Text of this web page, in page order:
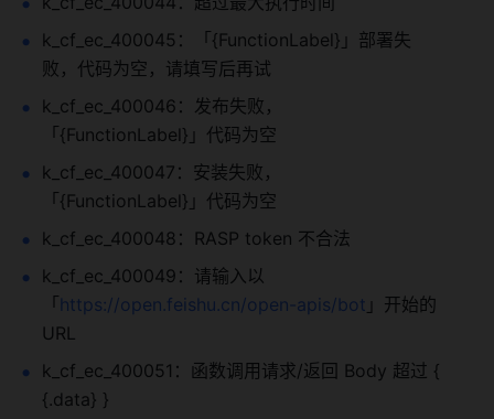
k_cf_ec_400045：「{FunctionLabel}」部署失
败，代码为空，请填写后再试
k_cf_ec_400046：发布失败，
「{FunctionLabel}」代码为空
k_cf_ec_400047：安装失败，
「{FunctionLabel}」代码为空
k_cf_ec_400048：RASP token 不合法
k_cf_ec_400049：请输入以
https://open.feishu.cn/open-apis/bot 」开始的
URL
k_cf_ec_400051：函数调用请求/返回 Body 超过 {
{.data} }